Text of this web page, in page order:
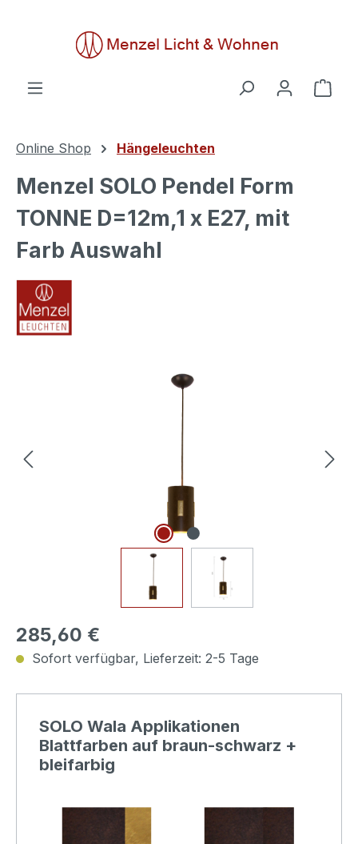
Online Shop Hängeleuchten
Menzel SOLO Pendel Form
TONNE D=12m,1 x E27, mit
Farb Auswahl
Bildergalerie überspringen
285,60 €
Sofort verfügbar, Lieferzeit: 2-5 Tage
SOLO Wala Applikationen
Blattfarben auf braun-schwarz +
bleifarbig